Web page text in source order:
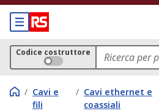
Codice costruttore
/ Cavi e
fili
/ Cavi ethernet e
coassiali